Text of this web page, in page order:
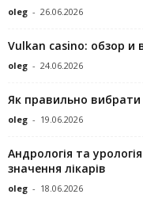
oleg - 26.06.2026
Vulkan casino: обзор и
oleg - 24.06.2026
Як правильно
oleg - 19.06.2026
Андрологія та
значення лікарів
oleg - 18.06.2026